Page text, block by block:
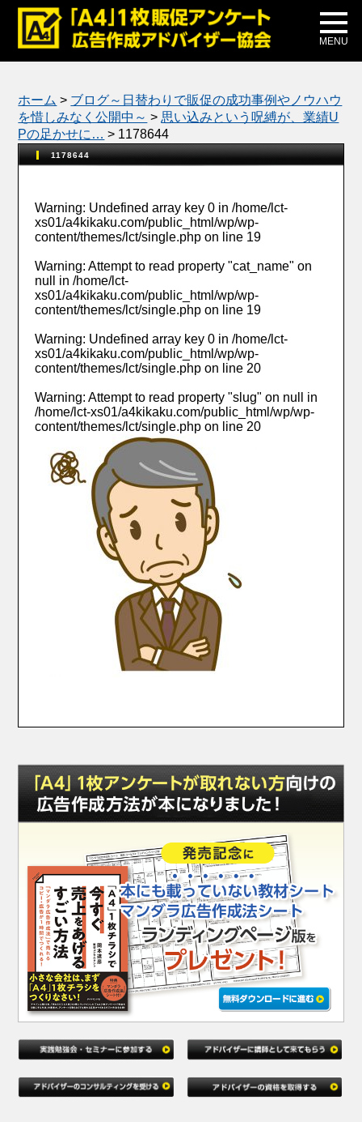
MENU
メディア掲載
公式ブログ
ホーム > ブログ～日替わりで販促の成功事例やノウハウ
を惜しみなく公開中～ > 思い込みという呪縛が、業績U
Pの足かせに… > 1178644
1178644
Warning: Undefined array key 0 in/home/lct-
xs01/a4kikaku.com/public_html/wp/wp-
content/themes/lct/single.php on line 19
Warning: Attempt to read property "cat_name" on
null in/home/lct-
xs01/a4kikaku.com/public_html/wp/wp-
content/themes/lct/single.php on line 19
Warning: Undefined array key 0 in/home/lct-
xs01/a4kikaku.com/public_html/wp/wp-
content/themes/lct/single.php on line 20
Warning: Attempt to read property "slug" on null in
/home/lct-xs01/a4kikaku.com/public_html/wp/wp-
content/themes/lct/single.php on line 20